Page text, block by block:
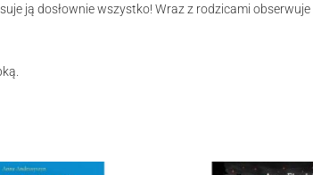
ją dosłownie wszystko! Wraz z rodzicami obserwuje